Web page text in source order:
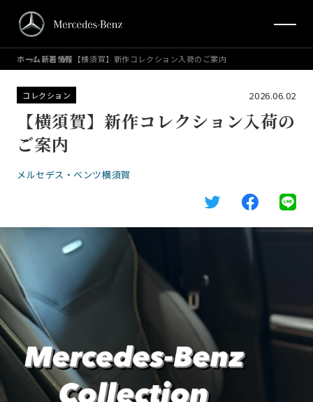
ホーム新着情報 【横須賀】新作コレクション入荷のご案内
コレクション 2026.06.02
【横須賀】新作コレクション入荷の
ご案内
メルセデス・ベンツ横須賀